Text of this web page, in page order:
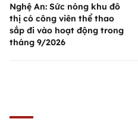
Nghệ An: Sức nóng khu đô
thị có công viên thể thao
sắp đi vào hoạt động trong
tháng 9/2026